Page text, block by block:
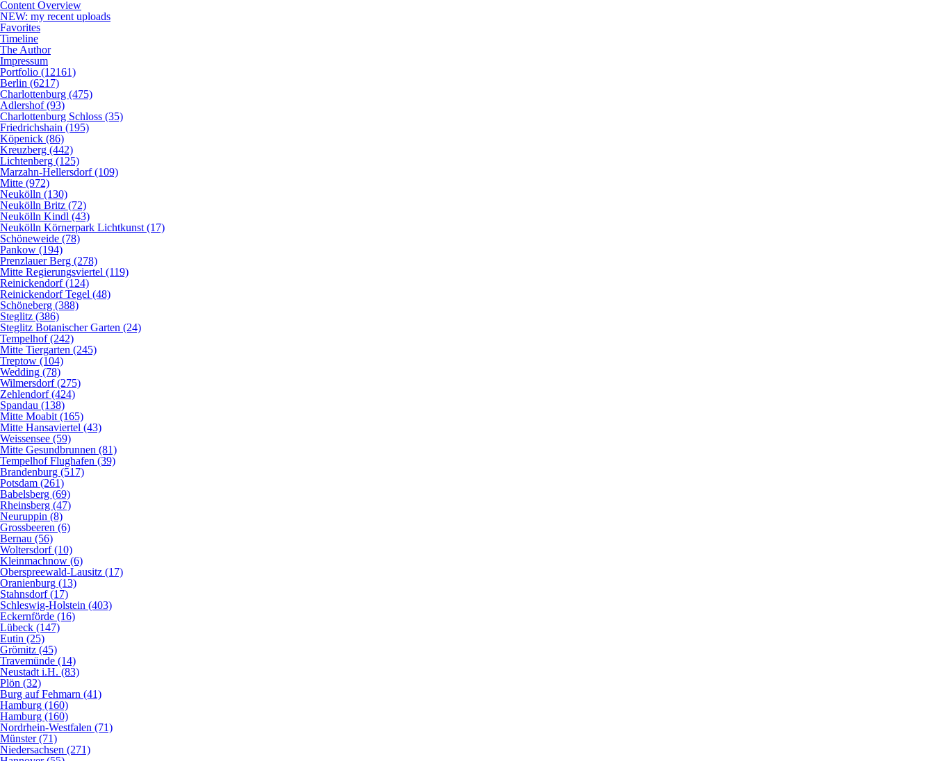
Content Overview
NEW: my recent uploads
Favorites
Timeline
The Author
Impressum
Portfolio (12161)
Berlin (6217)
Charlottenburg (475)
Adlershof (93)
Charlottenburg Schloss (35)
Friedrichshain (195)
Köpenick (86)
Kreuzberg (442)
Lichtenberg (125)
Marzahn-Hellersdorf (109)
Mitte (972)
Neukölln (130)
Neukölln Britz (72)
Neukölln Kindl (43)
Neukölln Körnerpark Lichtkunst (17)
Schöneweide (78)
Pankow (194)
Prenzlauer Berg (278)
Mitte Regierungsviertel (119)
Reinickendorf (124)
Reinickendorf Tegel (48)
Schöneberg (388)
Steglitz (386)
Steglitz Botanischer Garten (24)
Tempelhof (242)
Mitte Tiergarten (245)
Treptow (104)
Wedding (78)
Wilmersdorf (275)
Zehlendorf (424)
Spandau (138)
Mitte Moabit (165)
Mitte Hansaviertel (43)
Weissensee (59)
Mitte Gesundbrunnen (81)
Tempelhof Flughafen (39)
Brandenburg (517)
Potsdam (261)
Babelsberg (69)
Rheinsberg (47)
Neuruppin (8)
Grossbeeren (6)
Bernau (56)
Woltersdorf (10)
Kleinmachnow (6)
Oberspreewald-Lausitz (17)
Oranienburg (13)
Stahnsdorf (17)
Schleswig-Holstein (403)
Eckernförde (16)
Lübeck (147)
Eutin (25)
Grömitz (45)
Travemünde (14)
Neustadt i.H. (83)
Plön (32)
Burg auf Fehmarn (41)
Hamburg (160)
Hamburg (160)
Nordrhein-Westfalen (71)
Münster (71)
Niedersachsen (271)